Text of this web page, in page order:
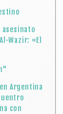
asesinato
Wazir: «El
Argentina
con